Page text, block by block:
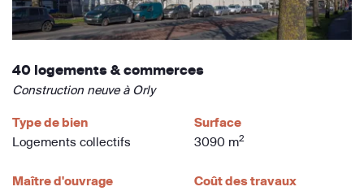
40 logements & commerces
Construction neuve à Orly
Type de bien
Logements collectifs
Surface
3090 m2
Maître d'ouvrage
Coût des travaux